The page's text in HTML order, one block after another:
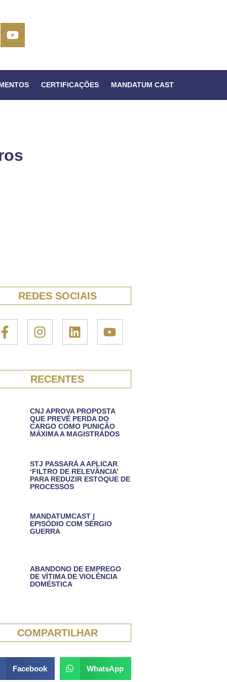
CERTIFICAÇÕES MANDATUM CAST
REDES SOCIAIS
RECENTES
CNJ APROVA PROPOSTA
QUE PREVÊ PERDA DO
CARGO COMO PUNIÇÃO
MÁXIMA A MAGISTRADOS
STJ PASSARÁ A APLICAR
‘FILTRO DE RELEVÂNCIA’
PARA REDUZIR ESTOQUE DE
PROCESSOS
MANDATUMCAST |
EPISÓDIO COM SÉRGIO
GUERRA
ABANDONO DE EMPREGO
DE VÍTIMA DE VIOLÊNCIA
DOMÉSTICA
COMPARTILHAR
Facebook WhatsApp